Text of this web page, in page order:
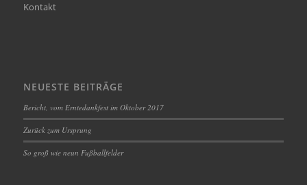
Kontakt
NEUESTE BEITRÄGE
Bericht, vom Erntedankfest im Oktober 2017
Zurück zum Ursprung
So groß wie neun Fußballfelder